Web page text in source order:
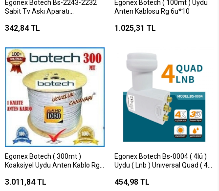
Egonex Botech Bs-2243-2232
Sabit Tv Askı Aparatı
342,84 TL
Egonex Botech ( 100mt ) Uydu
Anten Kablosu Rg 6u*10
1.025,31 TL
Egonex Botech ( 300mt )
Koaksiyel Uydu Anten Kablo Rg
3.011,84 TL
Egonex Botech Bs-0004 ( 4lü )
Uydu ( Lnb ) Unıversal Quad ( 4k
454,98 TL